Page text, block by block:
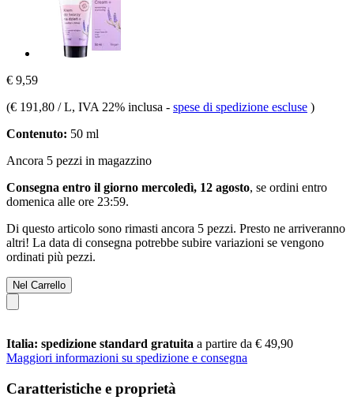
€ 9,59
(€ 191,80 / L, IVA 22% inclusa - spese di spedizione escluse )
Contenuto: 50 ml
Ancora 5 pezzi in magazzino
Consegna entro il giorno mercoledì, 12 agosto, se ordini entro
domenica alle ore 23:59.
Di questo articolo sono rimasti ancora 5 pezzi. Presto ne arriveranno
altri! La data di consegna potrebbe subire variazioni se vengono
ordinati più pezzi.
Nel Carrello
Italia: spedizione standard gratuita a partire da € 49,90
Maggiori informazioni su spedizione e consegna
Caratteristiche e proprietà